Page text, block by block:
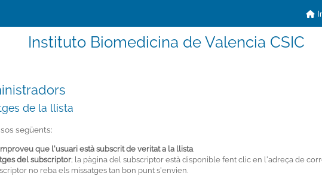
Instituto Biomedicina de Valencia CSIC
de la llista
següents:
que l'usuari està subscrit de veritat a la llista.
del subscriptor; la pàgina del subscriptor està disponible fent clic en l'adreça de
no reba els missatges tan bon punt s'envien.